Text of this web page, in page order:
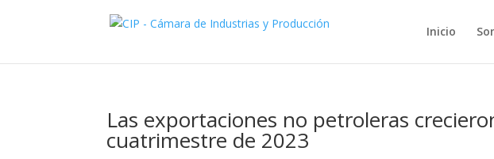
Inicio
Las exportaciones no petroleras
cuatrimestre de 2023